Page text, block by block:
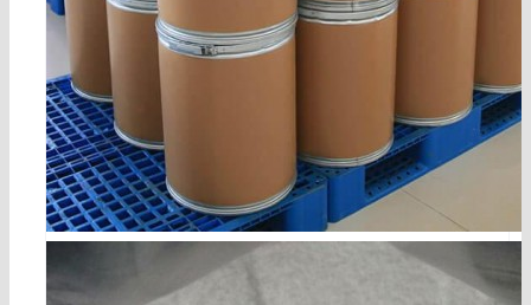
2-chloro-3-cyanopyridine cas 6602-54-6